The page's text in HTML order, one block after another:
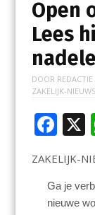
Open
Lees
DOOR
ZAKELIJK-
F
e
b
ZAKELIJK-
Ga je
nieuwe